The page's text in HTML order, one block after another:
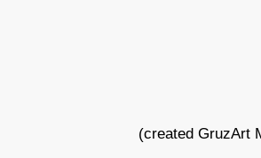
(created GruzArt